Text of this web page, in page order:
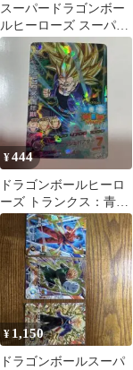
スーパードラゴンボー
ルヒーローズ スーパー
ベビー：トランクス
¥444
ドラゴンボールヒーロ
ーズ トランクス：青年
期 HJ5-57
¥ 1,150
ドラゴンボールスーパ